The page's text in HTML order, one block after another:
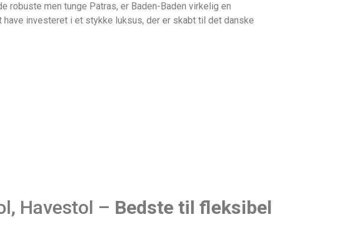
men tunge Patras, er Baden-Baden virkelig en
investeret i et stykke luksus, der er skabt til det danske
Havestol – Bedste til fleksibel